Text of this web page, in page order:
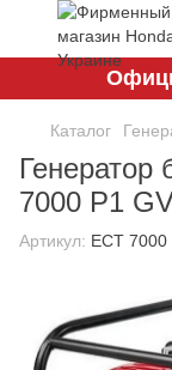
Каталог
Генератор
7000 P1
Артикул: ECT 7000